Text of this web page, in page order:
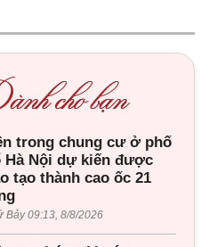
trong chung cư ở phố
Hà Nội dự kiến được
tạo thành cao ốc 21
Bảy 09:13, 8/8/2026